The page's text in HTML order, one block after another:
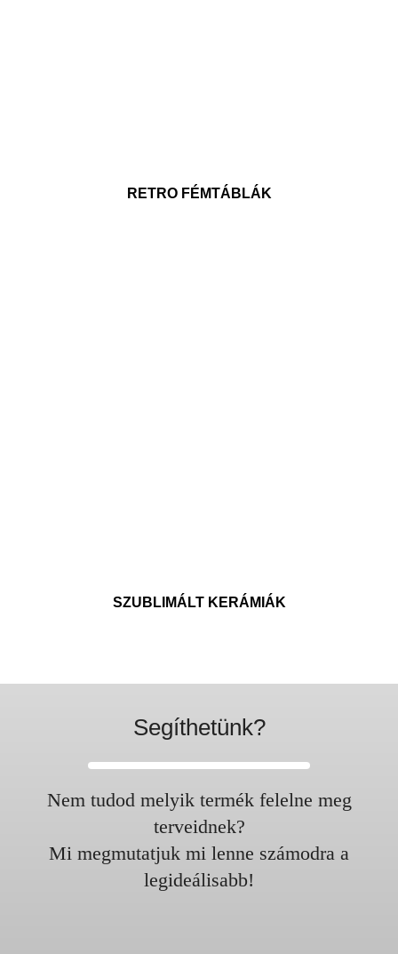
RETRO FÉMTÁBLÁK
SZUBLIMÁLT KERÁMIÁK
Segíthetünk?
Nem tudod melyik termék felelne meg
terveidnek?
Mi megmutatjuk mi lenne számodra a
legideálisabb!